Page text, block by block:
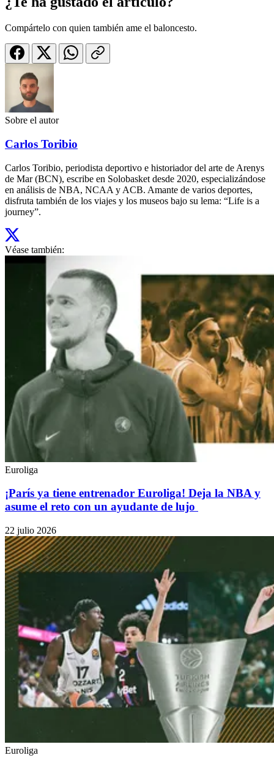
Compártelo con quien también ame el baloncesto.
Sobre el autor
Carlos Toribio
Carlos Toribio, periodista deportivo e historiador del arte de Arenys
de Mar (BCN), escribe en Solobasket desde 2020, especializándose
en análisis de NBA, NCAA y ACB. Amante de varios deportes,
disfruta también de los viajes y los museos bajo su lema: “Life is a
journey”.
Véase también:
Euroliga
¡París ya tiene entrenador Euroliga! Deja la NBA y
asume el reto con un ayudante de lujo
22 julio 2026
Euroliga